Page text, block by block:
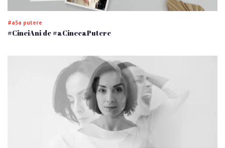
#a5a putere
#CinciAni de #aCinceaPutere